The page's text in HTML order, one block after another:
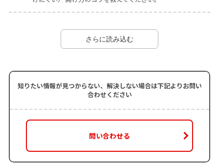
さらに読み込む
知りたい情報が見つからない、解決しない場合は下記よりお問い
合わせください
問い合わせる